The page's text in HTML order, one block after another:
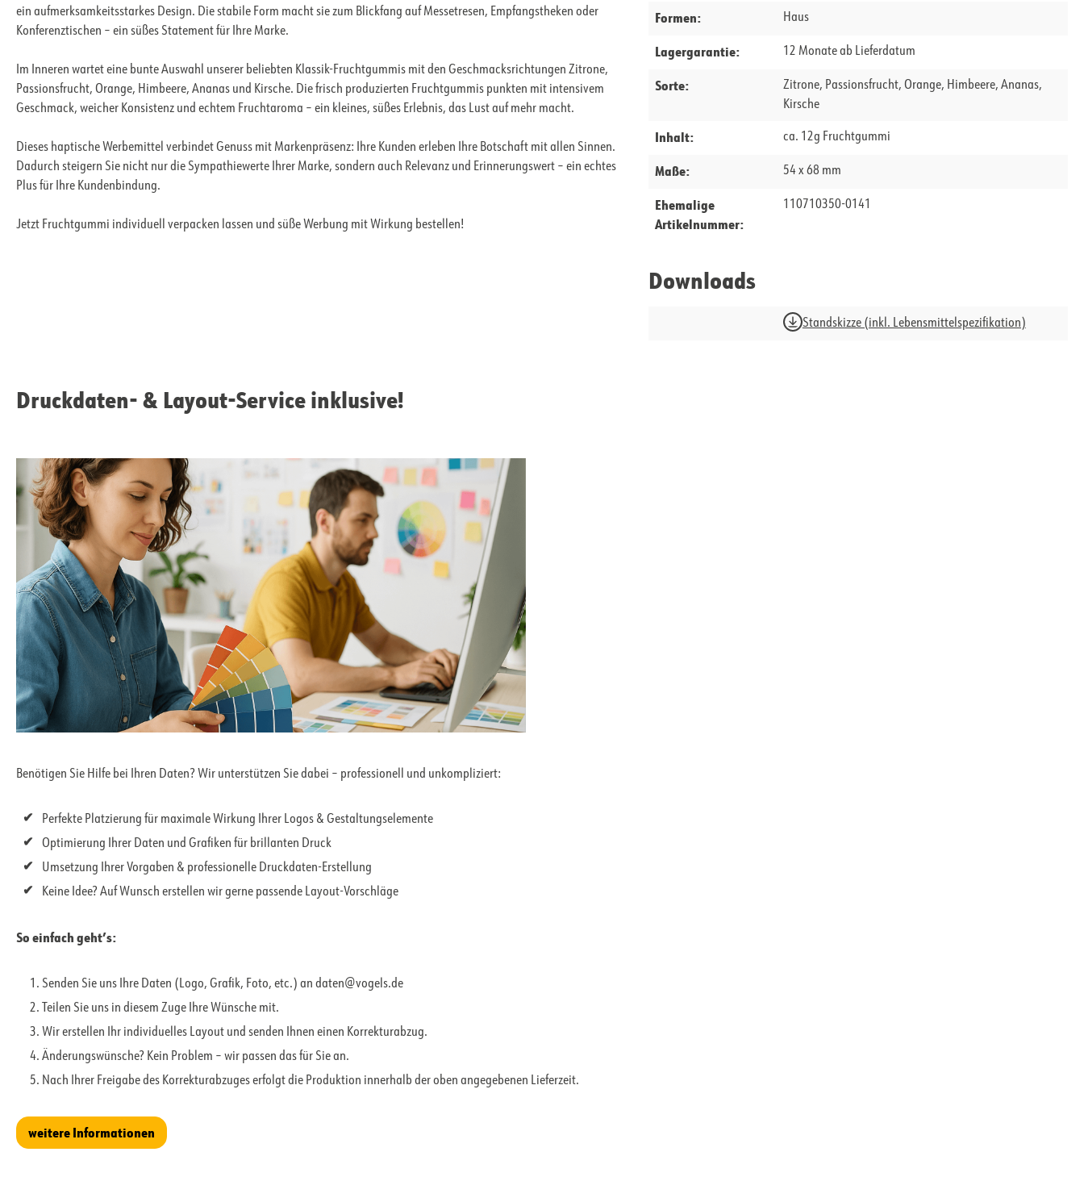
ein aufmerksamkeitsstarkes Design. Die stabile Form macht sie zum Blickfang auf Messetresen, Empfangstheken oder
Konferenztischen – ein süßes Statement für Ihre Marke.
Im Inneren wartet eine bunte Auswahl unserer beliebten Klassik-Fruchtgummis mit den Geschmacksrichtungen Zitrone,
Passionsfrucht, Orange, Himbeere, Ananas und Kirsche. Die frisch produzierten Fruchtgummis punkten mit intensivem
Geschmack, weicher Konsistenz und echtem Fruchtaroma – ein kleines, süßes Erlebnis, das Lust auf mehr macht.
Dieses haptische Werbemittel verbindet Genuss mit Markenpräsenz: Ihre Kunden erleben Ihre Botschaft mit allen Sinnen.
Dadurch steigern Sie nicht nur die Sympathiewerte Ihrer Marke, sondern auch Relevanz und Erinnerungswert – ein echtes
Plus für Ihre Kundenbindung.
Jetzt Fruchtgummi individuell verpacken lassen und süße Werbung mit Wirkung bestellen!
Formen: Haus
Lagergarantie: 12 Monate ab Lieferdatum
Sorte:
Zitrone, Passionsfrucht, Orange, Himbeere, Ananas,
Kirsche
Inhalt: ca. 12g Fruchtgummi
Maße: 54 x 68 mm
Ehemalige
Artikelnummer:
110710350-0141
Downloads
Standskizze (inkl. Lebensmittelspezifikation)
Druckdaten- & Layout-Service inklusive!
Benötigen Sie Hilfe bei Ihren Daten? Wir unterstützen Sie dabei – professionell und unkompliziert:
Perfekte Platzierung für maximale Wirkung Ihrer Logos & Gestaltungselemente
Optimierung Ihrer Daten und Grafiken für brillanten Druck
Umsetzung Ihrer Vorgaben & professionelle Druckdaten-Erstellung
Keine Idee? Auf Wunsch erstellen wir gerne passende Layout-Vorschläge
So einfach geht’s:
Senden Sie uns Ihre Daten (Logo, Grafik, Foto, etc.) an daten@vogels.de
Teilen Sie uns in diesem Zuge Ihre Wünsche mit.
Wir erstellen Ihr individuelles Layout und senden Ihnen einen Korrekturabzug.
Änderungswünsche? Kein Problem – wir passen das für Sie an.
Nach Ihrer Freigabe des Korrekturabzuges erfolgt die Produktion innerhalb der oben angegebenen Lieferzeit.
weitere Informationen